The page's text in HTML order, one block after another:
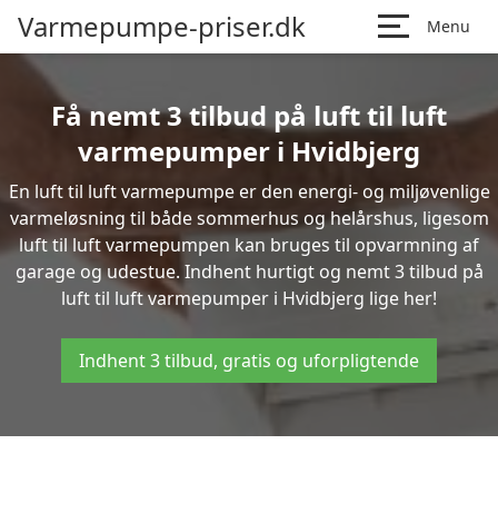
Varmepumpe-priser.dk Menu
Få nemt 3 tilbud på luft til luft
varmepumper i Hvidbjerg
En luft til luft varmepumpe er den energi- og miljøvenlige
varmeløsning til både sommerhus og helårshus, ligesom
luft til luft varmepumpen kan bruges til opvarmning af
garage og udestue. Indhent hurtigt og nemt 3 tilbud på
luft til luft varmepumper i Hvidbjerg lige her!
Indhent 3 tilbud, gratis og uforpligtende